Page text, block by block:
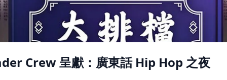
Crew 呈獻：廣東話 Hip Hop 之夜